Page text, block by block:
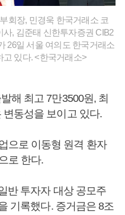
회장, 민경욱 한국거래소 코
, 김준태 신한투자증권 CIB2
26일 서울 여의도 한국거래소
있다. <한국거래소>
해 최고 7만3500원, 최
동성을 보이고 있다.
으로 이동형 원격 환자
로 한다.
반 투자자 대상 공모주
기록했다. 증거금은 8조